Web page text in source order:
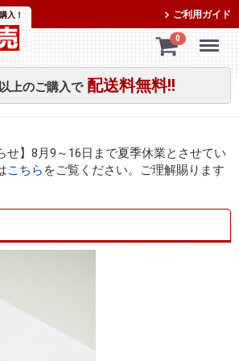
ご利用ガイド
入！
0
上のご購入で 配送料無料!!
Menu
せ】8月9～16日まで夏季休業とさせてい
こちら をご覧ください。ご理解賜ります